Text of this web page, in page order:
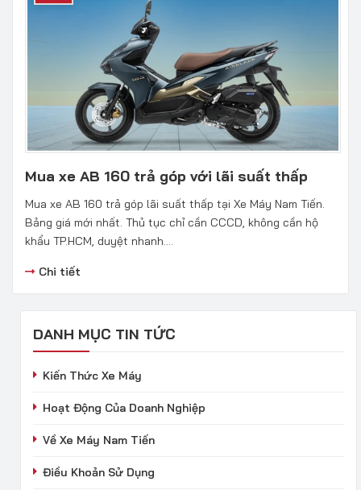
Mua xe AB 160 trả góp với lãi suất thấp
Mua xe AB 160 trả góp lãi suất thấp tại Xe Máy Nam Tiến.
Bảng giá mới nhất. Thủ tục chỉ cần CCCD, không cần hộ
khẩu TP.HCM, duyệt nhanh....
Chi tiết
DANH MỤC TIN TỨC
Kiến Thức Xe Máy
Hoạt Động Của Doanh Nghiệp
Về Xe Máy Nam Tiến
Điều Khoản Sử Dụng